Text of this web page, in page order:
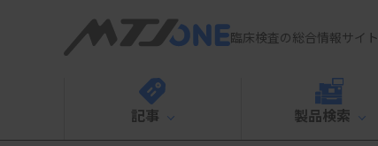
臨床検査の総合情報サイト
記事 製品検索